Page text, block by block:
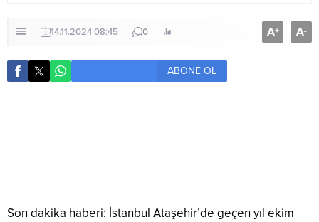
14.11.2024 08:45 0 A+ A-
ABONE OL
Son dakika haberi: İstanbul Ataşehir’de geçen yıl ekim